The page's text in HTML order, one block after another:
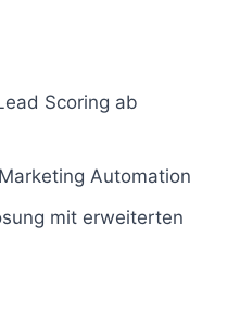
Scoring ab
Automation
mit erweiterten